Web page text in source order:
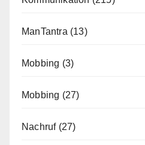
ManTantra (13)
Mobbing (3)
Mobbing (27)
Nachruf(27)